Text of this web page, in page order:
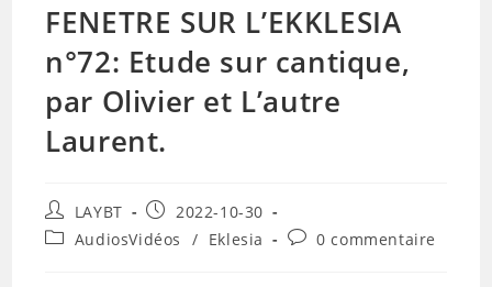
FENETRE SUR L’EKKLESIA
n°72: Etude sur cantique,
par Olivier et L’autre
Laurent.
Auteur/autrice
de
la
LAYBT
Publication
publiée :
2022-10-30
PostAudiosVidéos / Eklesia
Commentaires
0 commentaire